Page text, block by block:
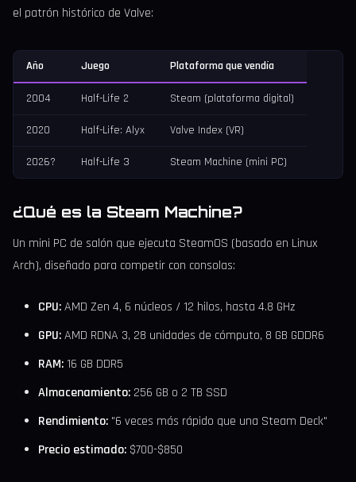
el patrón histórico de Valve:
Año Juego Plataforma que vendía
2004 Half-Life 2 Steam (plataforma digital)
2020 Half-Life: Alyx Valve Index (VR)
2026? Half-Life 3 Steam Machine (mini PC)
¿Qué es la Steam Machine?
Un mini PC de salón que ejecuta SteamOS (basado en Linux
Arch), diseñado para competir con consolas:
CPU:AMD Zen 4, 6 núcleos / 12 hilos, hasta 4.8 GHz
GPU:AMD RDNA 3, 28 unidades de cómputo, 8 GB GDDR6
RAM:16 GB DDR5
Almacenamiento: 256 GB o 2 TB SSD
Rendimiento: "6 veces más rápido que una Steam Deck"
Precio estimado: $700-$850